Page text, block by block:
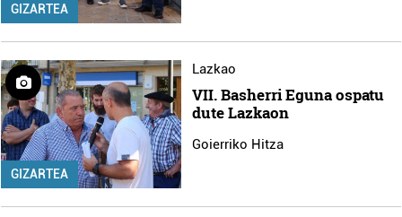
GIZARTEA
GIZARTEA
Lazkao
VII. Basherri Eguna ospatu
dute Lazkaon
Goierriko Hitza